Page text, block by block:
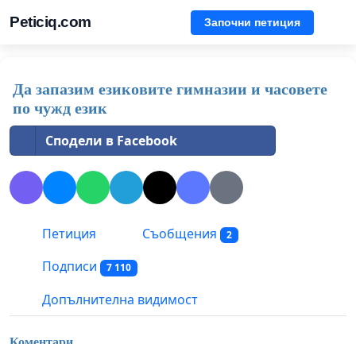
Peticiq.com Започни петиция
Да запазим езиковите гимназии и часовете
по чужд език
Сподели в Facebook
Петиция Съобщения 2
Подписи 7 110
Допълнителна видимост